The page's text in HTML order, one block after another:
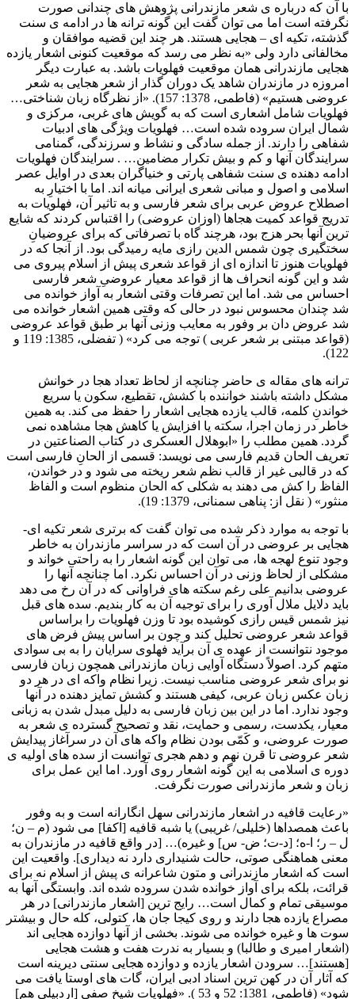
با آن که درباره ی شعر مازندرانی پژوهش های چندانی صورت
نگرفته است اما می توان گفت این گونه ترانه ها در ادامه ی سنت
گذشته، تکیه ای – هجایی هستند. هر چند این قضیه موافقان و
مخالفانی دارد ولی «به نظر می رسد که موقعیت کنونی اشعار یازده
هجایی مازندرانی همان موقعیت فهلویات باشد. به عبارت دیگر
امروزه در مازندران شاهد یک دوران گذار از شعر هجایی به شعر
عروضی هستیم» (فاطمی، 1378: 157). «از نظرگاه زبان شناختی…
فهلویات شامل اشعاری است که به گویش های غربی، مرکزی و
شمال ایران سروده شده است… فهلویات ویژگی های ادبیات
شفاهی را دارند. از جمله سادگی و نشاط و سرزندگی، گمنامی
سرایندگان آنها و کم و بیش تکرار مضامین… . سرایندگان فهلویات
ادامه دهنده ی سنت شفاهی پارتی و خنیاگران بعدی در اوایل عصر
اسلامی و اصول و مبانی شعری ایرانی میانه اند. اما با اختیارِ به
اصطلاح عروض عربی برای شعر فارسی و به تاثیر آن، فهلویات به
تدریج قواعد کمیت هجاها (اوزان عروضی) را اقتباس کردند که شایع
ترین آنها بحر هزج بود، هرچند گاه با تصرفاتی که برای عروضیانِ
سختگیری چون شمس الدین رازی مایه رمیدگی بود. از آنجا که در
فهلویات هنوز تا اندازه ای از قواعد شعری پیش از اسلام پیروی می
شد و این گونه انحراف ها از قواعد معیار عروضیِ شعر فارسی
احساس می شد. اما این تصرفات وقتی اشعار به آواز خوانده می
شد چندان محسوس نبود در حالی که وقتی همین اشعار خوانده می
شد عروض دان بر وفور به معایب وزنی آنها بر طبق قواعد عروضی
(قواعد مبتنی بر شعر عربی ) توجه می کرد» ( تفضلی، 1385: 119 و
122).
ترانه های مقاله ی حاضر چنانچه از لحاظ تعداد هجا در خوانش
مشکل داشته باشند خواننده با کشش، تقطیع، سکون یا سریع
خواندنِ کلمه، قالب یازده هجایی اشعار را حفظ می کند. به همین
خاطر در زمان اجرا، سکته یا افزایش یا کاهش هجا مشاهده نمی
گردد. همین مطلب را «ابوهلال العسکری در کتاب الصناعتین در
تعریف الحان قدیم فارسی می نویسد: قسمی از الحانِ فارسی است
که در قالبی غیر از قالب نظم شعر ریخته می شود و در خواندن،
الفاظ را کش می دهند به شکلی که الحان منظوم است و الفاظ
منثور» ( نقل از: پناهی سمنانی، 1379: 19).
با توجه به موارد ذکر شده می توان گفت که برتری شعر تکیه ای-
هجایی بر عروضی در آن است که در سراسر مازندران به خاطر
وجود تنوع لهجه ها، می توان این گونه اشعار را به راحتی خواند و
مشکلی از لحاظ وزنی در آن احساس نکرد. اما چنانچه آنها را
عروضی بدانیم علی رغم سکته های فراوانی که در آن رخ می دهد
باید دلایل ملال آوری را برای توجیه آن به کار بندیم. سده های قبل
نیز شمس قیس رازی کوشیده بود تا وزن فهلویات را براساس
قواعد شعر عروضی تحلیل کند و چون بر اساس پیش فرض های
موجود نتوانست از عهده ی آن برآید فهلوی سرایان را به بی سوادی
متهم کرد. اصولاً دستگاه آوایی زبان مازندرانی همچون زبان فارسی
نو برای شعر عروضی مناسب نیست. زیرا نظام واکه ای در هر دو
زبان عکس زبان عربی، کیفی هستند و کشش تمایز دهنده در آنها
وجود ندارد. اما در این بین زبان فارسی به دلیل مبدل شدن به زبانی
معیار، یکدست، رسمی و حمایت، نقد و تصحیح گسترده ی شعر به
صورت عروضی، و کَمّی بودن نظام واکه های آن در سرآغاز پیدایش
شعر عروضی تا قرن نهم و دهم هجری توانست از سده های اولیه ی
دوره ی اسلامی به این گونه اشعار روی آورد. اما این عمل برای
زبان و شعر مازندرانی صورت نگرفت.
«رعایت قافیه در اشعار مازندرانی سهل انگارانه است و به وفور
باعث همصداها (خلیلی/ غریبی) یا شبه قافیه [اکفا] می شود (م – ن؛
ل – ر؛ ا-ه؛ [د-ت؛ ض- س] و غیره)… [در واقع قافیه در مازندران به
معنی هماهنگی صوتی، حالت شنیداری دارد نه دیداری]. واقعیت این
است که اشعار مازندرانی و متون شاعرانه ی پیش از اسلام نه برای
قرائت، بلکه برای آواز خوانده شدن سروده شده اند. وابستگی آنها به
موسیقی تمام و کمال است… رایج ترین [اشعار مازندرانی] در هر
مصراع یازده هجا دارند و روی کیجا جان ها، کتولی، کله حال و بیشتر
سوت ها و غیره خوانده می شوند. بخشی از آنها دوازده هجایی اند
(اشعار امیری و طالبا) و بسیار به ندرت هفت و هشت هجایی
[هستند]… سرودن اشعار یازده و دوازده هجایی سنتی دیرینه است
که آثار آن در کهن ترین اسناد ادبی ایران، گات های اوستا یافت می
شود» (فاطمی، 1381: 52 و 53 ). «فهلویات شیخ صفی [اردبیلی هم]